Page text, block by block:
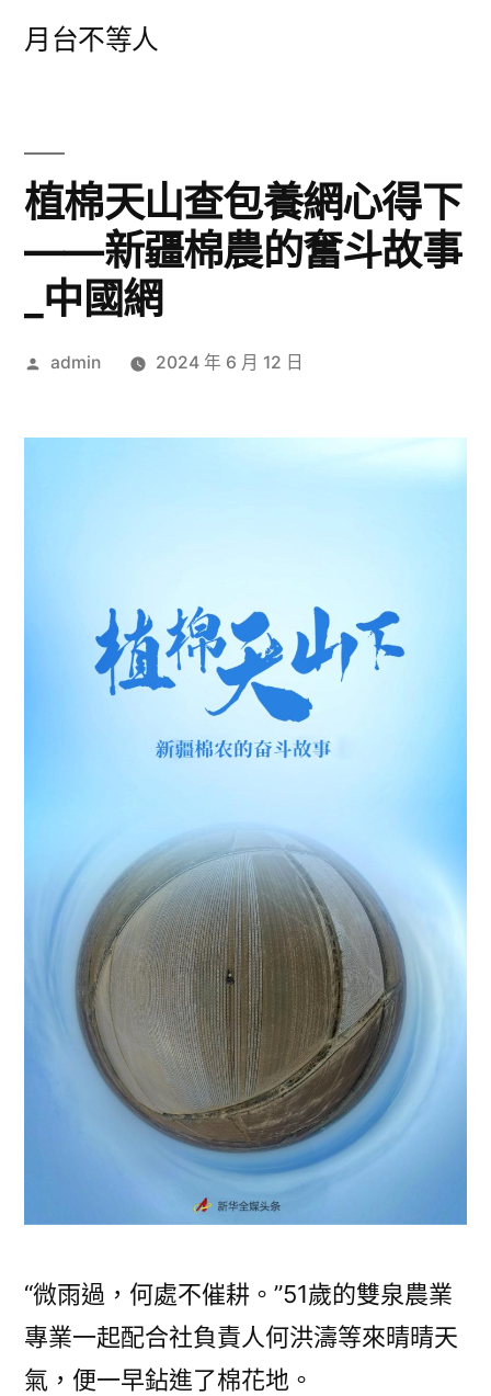
月台不等人
植棉天山查包養網心得下
——新疆棉農的奮斗故事
_中國網
作
admin 2024 年 6 月 12 日
“微雨過，何處不催耕。”51歲的雙泉農業
專業一起配合社負責人何洪濤等來晴晴天
氣，便一早鉆進了棉花地。